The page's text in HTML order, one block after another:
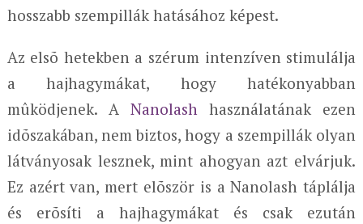
hosszabb szempillák hatásához képest.
Az elsõ hetekben a szérum intenzíven stimulálja
a hajhagymákat, hogy hatékonyabban
mûködjenek. A Nanolash használatának ezen
idõszakában, nem biztos, hogy a szempillák olyan
látványosak lesznek, mint ahogyan azt elvárjuk.
Ez azért van, mert elõször is a Nanolash táplálja
és erõsíti a hajhagymákat és csak ezután